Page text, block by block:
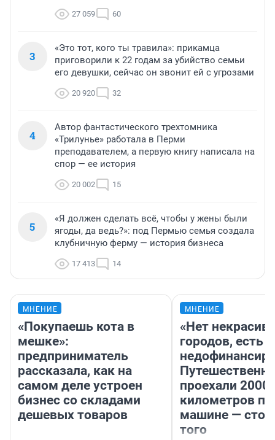
27 059 60
3
«Это тот, кого ты травила»: прикамца
приговорили к 22 годам за убийство семьи
его девушки, сейчас он звонит ей с угрозами
20 920 32
4
Автор фантастического трехтомника
«Трилунье» работала в Перми
преподавателем, а первую книгу написала на
спор — ее история
20 002 15
5
«Я должен сделать всё, чтобы у жены были
ягоды, да ведь?»: под Пермью семья создала
клубничную ферму — история бизнеса
17 413 14
МНЕНИЕ
«Покупаешь кота в
мешке»:
предприниматель
рассказала, как на
самом деле устроен
бизнес со складами
дешевых товаров
МНЕНИЕ
«Нет
городов, есть
проехали 2000
километров по
машине —
того